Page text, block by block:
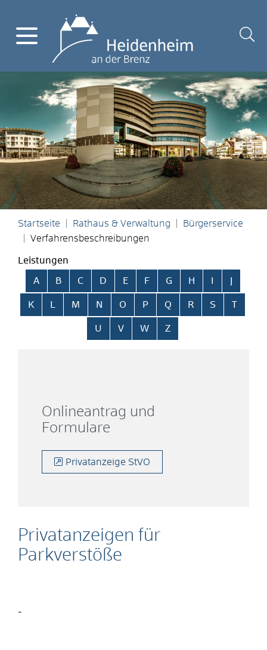
Startseite Rathaus & Verwaltung
Bürgerservice
Verfahrensbeschreibungen
Leistungen
Alphabetisches Register überspringen
A B C D E F G H
K L M N O P Q R S T
U V W Z
Privatanzeigen für
Parkverstöße
-
Onlineantrag und
Formulare
Privatanzeige StVO